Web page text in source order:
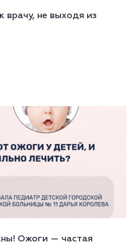
врачу, не выходя из
Ожоги — частая